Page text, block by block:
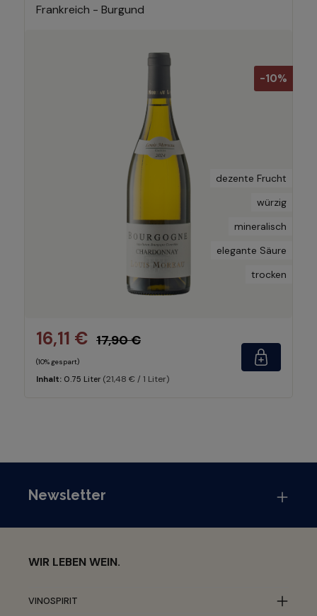
Frankreich - Burgund
-10%
dezente Frucht
würzig
mineralisch
elegante Säure
trocken
16,11 € 17,90 €
(10% gespart)
Inhalt: 0.75 Liter (21,48 € / 1 Liter)
Newsletter
WIR LEBEN WEIN.
VINOSPIRIT